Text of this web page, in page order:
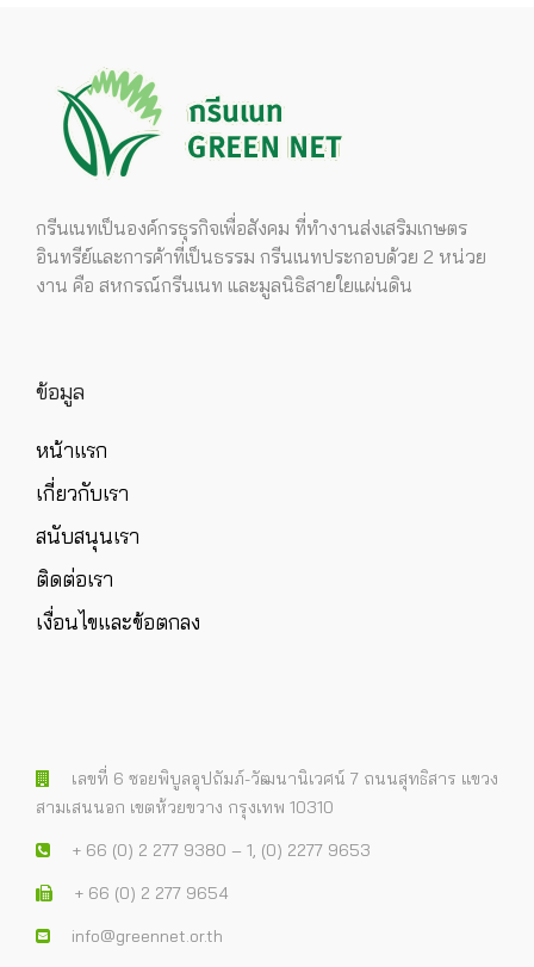
กรีนเนทเป็นองค์กรธุรกิจเพื่อสังคม ที่ทำงานส่งเสริมเกษตร
อินทรีย์และการค้าที่เป็นธรรม กรีนเนทประกอบด้วย 2 หน่วย
งาน คือ สหกรณ์กรีนเนท และมูลนิธิสายใยแผ่นดิน
ข้อมูล
หน้าแรก
เกี่ยวกับเรา
สนับสนุนเรา
ติดต่อเรา
เงื่อนไขและข้อตกลง
เลขที่ 6 ซอยพิบูลอุปถัมภ์-วัฒนานิเวศน์ 7 ถนนสุทธิสาร แขวง
สามเสนนอก เขตห้วยขวาง กรุงเทพ 10310
+ 66 (0) 2 277 9380 – 1, (0) 2277 9653
+ 66 (0) 2 277 9654
info@greennet.or.th